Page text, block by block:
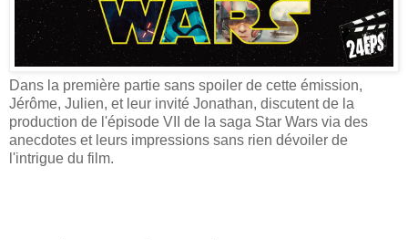
Dans la première partie sans spoiler de cette émission,
Jérôme, Julien, et leur invité Jonathan, discutent de la
production de l'épisode VII de la saga Star Wars via des
anecdotes et leurs impressions sans rien dévoiler de
l'intrigue du film.